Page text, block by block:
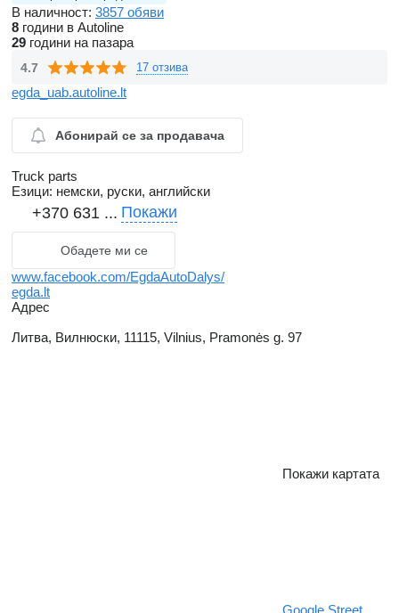
В наличност: 3857 обяви
8 години в Autoline
29 години на пазара
4.7 17 отзива
egda_uab.autoline.lt
Абонирай се за продавача
Truck parts
Езици: немски, руски, английски
+370 631 ... Покажи
Обадете ми се
www.facebook.com/EgdaAutoDalys/
egda.lt
Адрес
Литва, Вилнюски, 11115, Vilnius, Pramonės g. 97
Покажи картата